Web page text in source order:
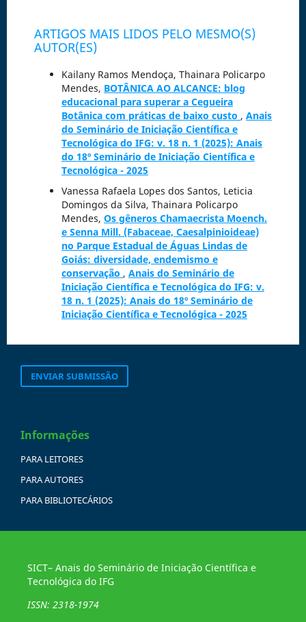
ARTIGOS MAIS LIDOS PELO MESMO(S)
AUTOR(ES)
Kailany Ramos Mendoça, Thainara Policarpo
Mendes, BOTÂNICA AO ALCANCE: blog
educacional para superar a Cegueira
Botânica com práticas de baixo custo , Anais
do Seminário de Iniciação Científica e
Tecnológica do IFG: v. 18 n. 1 (2025): Anais
do 18º Seminário de Iniciação Científica e
Tecnológica - 2025
Vanessa Rafaela Lopes dos Santos, Leticia
Domingos da Silva, Thainara Policarpo
Mendes, Os gêneros Chamaecrista Moench.
e Senna Mill. (Fabaceae, Caesalpinioideae)
no Parque Estadual de Águas Lindas de
Goiás: diversidade, endemismo e
conservação , Anais do Seminário de
Iniciação Científica e Tecnológica do IFG: v.
18 n. 1 (2025): Anais do 18º Seminário de
Iniciação Científica e Tecnológica - 2025
ENVIAR SUBMISSÃO
Informações
PARA LEITORES
PARA AUTORES
PARA BIBLIOTECÁRIOS
SICT– Anais do Seminário de Iniciação Científica e
Tecnológica do IFG
ISSN: 2318-1974